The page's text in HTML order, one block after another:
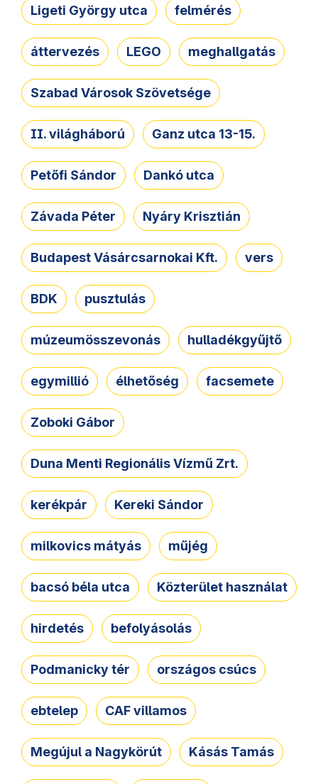
Ligeti György utca felmérés
áttervezés LEGO meghallgatás
Szabad Városok Szövetsége
II. világháború Ganz utca 13-15.
Petőfi Sándor Dankó utca
Závada Péter Nyáry Krisztián
Budapest Vásárcsarnokai Kft. vers
BDK pusztulás
múzeumösszevonás hulladékgyűjtő
egymillió élhetőség facsemete
Zoboki Gábor
Duna Menti Regionális Vízmű Zrt.
kerékpár Kereki Sándor
milkovics mátyás műjég
bacsó béla utca Közterület használat
hirdetés befolyásolás
Podmanicky tér országos csúcs
ebtelep CAF villamos
Megújul a Nagykörút Kásás Tamás